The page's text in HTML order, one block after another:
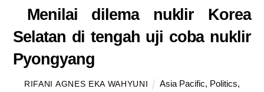
Menilai dilema nuklir Korea
Selatan di tengah uji coba nuklir
Pyongyang
RIFANI AGNES EKA WAHYUNI Asia Pacific, Politics,